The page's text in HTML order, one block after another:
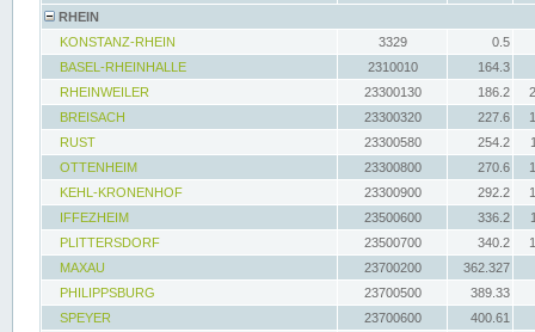
RHEIN
KONSTANZ-RHEIN
3329
0.5
BASEL-RHEINHALLE
2310010
164.3
RHEINWEILER
23300130 186.2
BREISACH
23300320 227.6
RUST
23300580 254.2
OTTENHEIM
23300800 270.6
KEHL-KRONENHOF
23300900 292.2
IFFEZHEIM
23500600 336.2
PLITTERSDORF
23500700 340.2
MAXAU
23700200
362.327
PHILIPPSBURG
23700500
389.33
SPEYER
23700600
400.61